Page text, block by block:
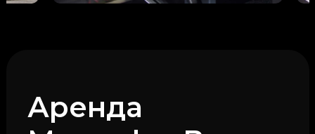
Аренда